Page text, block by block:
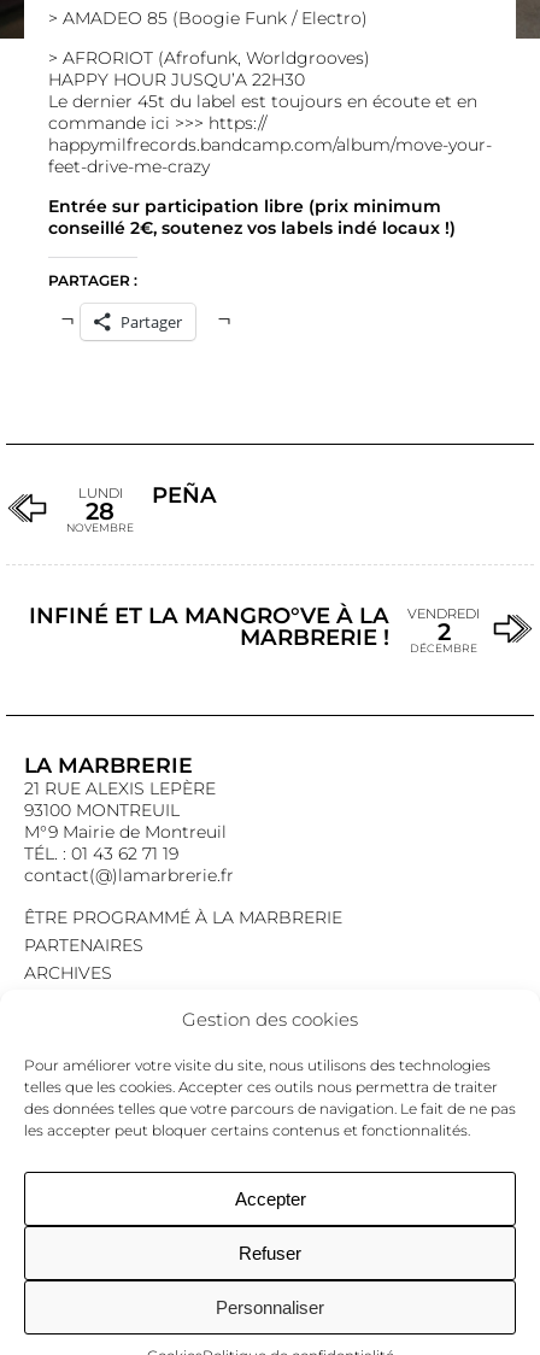
Gestion des cookies
Pour améliorer votre visite du site, nous utilisons des technologies
telles que les cookies. Accepter ces outils nous permettra de traiter
des données telles que votre parcours de navigation. Le fait de ne pas
les accepter peut bloquer certains contenus et fonctionnalités.
Accepter
Refuser
Personnaliser
> AMADEO 85 (Boogie Funk / Electro)
> AFRORIOT (Afrofunk, Worldgrooves)
HAPPY HOUR JUSQU’A 22H30
Le dernier 45t du label est toujours en écoute et en
commande ici >>> https://
happymilfrecords.bandcamp.com/album/move-your-
feet-drive-me-crazy
Entrée sur participation libre (prix minimum
conseillé 2€, soutenez vos labels indé locaux !)
PARTAGER :
Partager
LUNDI
28
NOVEMBRE
PEÑA
INFINÉ ET LA MANGRO°VE À LA
MARBRERIE !
VENDREDI
2
DÉCEMBRE
LA MARBRERIE
21 RUE ALEXIS LEPÈRE
93100 MONTREUIL
M°9 Mairie de Montreuil
TÉL. : 01 43 62 71 19
contact(@)lamarbrerie.fr
ÊTRE PROGRAMMÉ À LA MARBRERIE
PARTENAIRES
ARCHIVES
MENTIONS LÉGALES
POLITIQUE DE CONFIDENTIALITÉ
COOKIES
NEWSLETTER
pour ne jamais passer à côté d’un événement.